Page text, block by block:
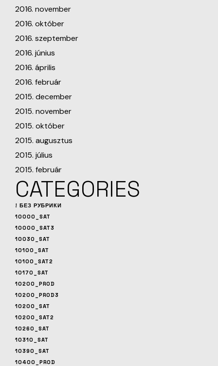
2016. november
2016. október
2016. szeptember
2016. június
2016. április
2016. február
2015. december
2015. november
2015. október
2015. augusztus
2015. július
2015. február
CATEGORIES
! БЕЗ РУБРИКИ
10000_SAT
10000_SAT3
10030_SAT
10100_SAT
10100_SAT2
10170_SAT
10200_PROD
10200_PROD3
10200_SAT
10200_SAT2
10260_SAT
10310_SAT
10390_SAT
10400_PROD